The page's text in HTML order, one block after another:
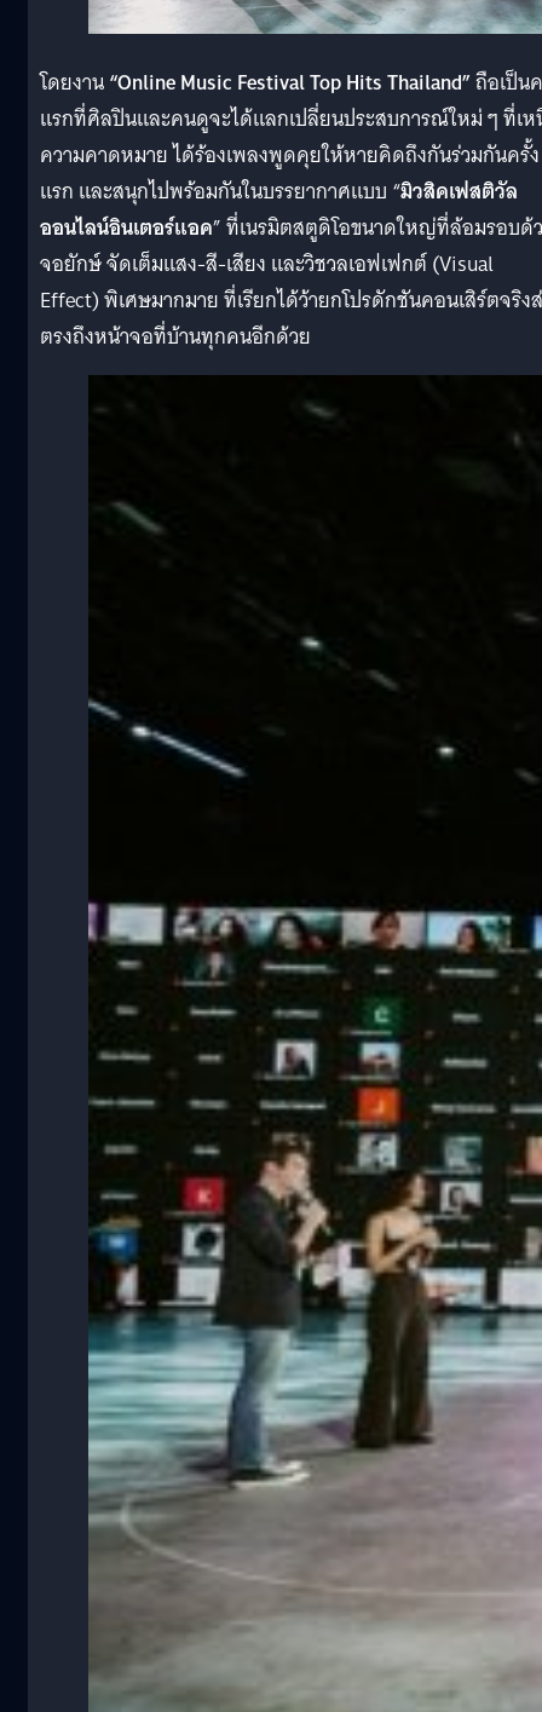
โดยงาน“Online Music Festival Top Hits Thailand”ถือเป็น
แรกที่ศิลปินและคนดูจะได้แลกเปลี่ยนประสบการณ์ใหม่ ๆ ที่เ
ความคาดหมาย ได้ร้องเพลงพูดคุยให้หายคิดถึงกันร่วมกันครั้ง
แรก และสนุกไปพร้อมกันในบรรยากาศแบบ “มิวสิคเฟสติวัล
ออนไลน์อินเตอร์แอค” ที่เนรมิตสตูดิโอขนาดใหญ่ที่ล้อมรอบด้
จอยักษ์ จัดเต็มแสง-สี-เสียง และวิชวลเอฟเฟกต์ (Visual
Effect) พิเศษมากมาย ที่เรียกได้ว้ายกโปรดักชันคอนเสิร์ตจริง
ตรงถึงหน้าจอที่บ้านทุกคนอีกด้วย